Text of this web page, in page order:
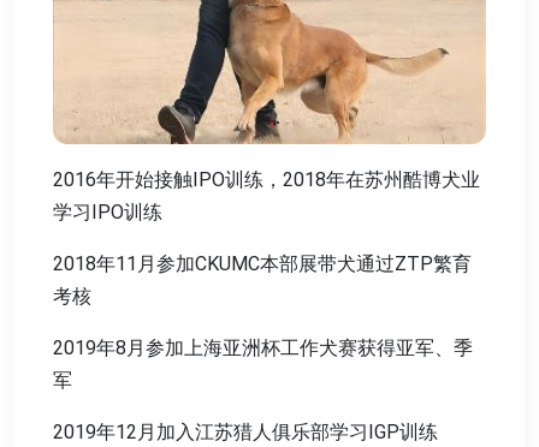
2016年开始接触IPO训练，2018年在苏州酷博犬业
学习IPO训练
2018年11月参加CKUMC本部展带犬通过ZTP繁育
考核
2019年8月参加上海亚洲杯工作犬赛获得亚军、季
军
2019年12月加入江苏猎人俱乐部学习IGP训练